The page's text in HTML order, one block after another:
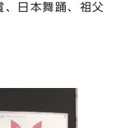
、日本舞踊、祖父